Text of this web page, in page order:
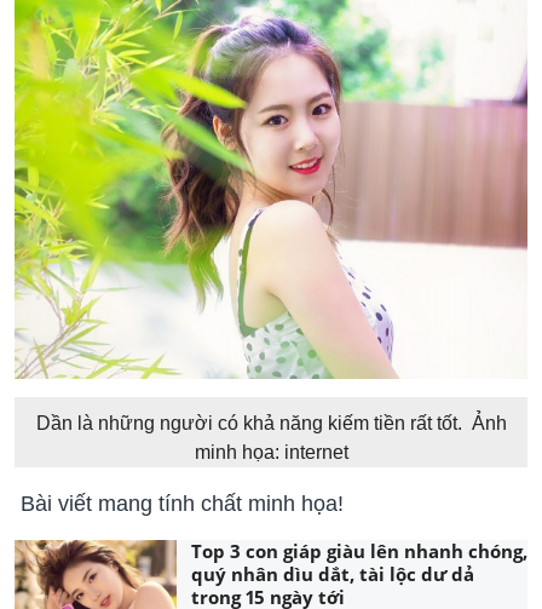
Dần là những người có khả năng kiếm tiền rất tốt. Ảnh
minh họa: internet
Bài viết mang tính chất minh họa!
Top 3 con giáp giàu lên nhanh chóng,
quý nhân dìu dắt, tài lộc dư dả
trong 15 ngày tới